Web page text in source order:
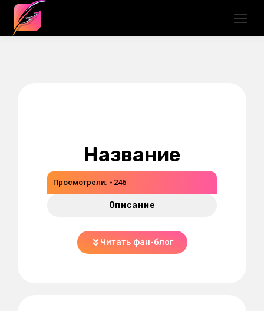
Название
Просмотрели: 246
Описание
Читать фан-блог